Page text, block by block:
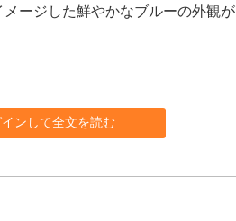
ージした鮮やかなブルーの外観が
インして全文を読む